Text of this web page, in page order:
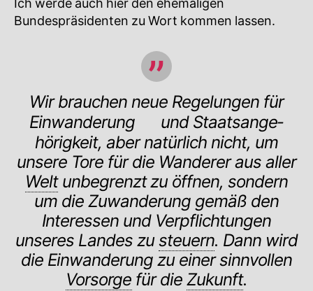
Ich werde auch hier den ehemaligen
Bundespräsidenten zu Wort kommen lassen.
Wir brauchen neue Regelungen für
Einwanderung
und Staatsan­ge­
hörigkeit, aber natürlich nicht, um
unsere Tore für die Wande­rer aus aller
Weltunbegrenzt zu öffnen, sondern
um die Zuwan­derung gemäß den
Interessen und Verpflichtungen
unseres Landes zu steuern. Dann wird
die Ein­wanderung zu einer sinnvollen
Vorsorge für dieZukunft.